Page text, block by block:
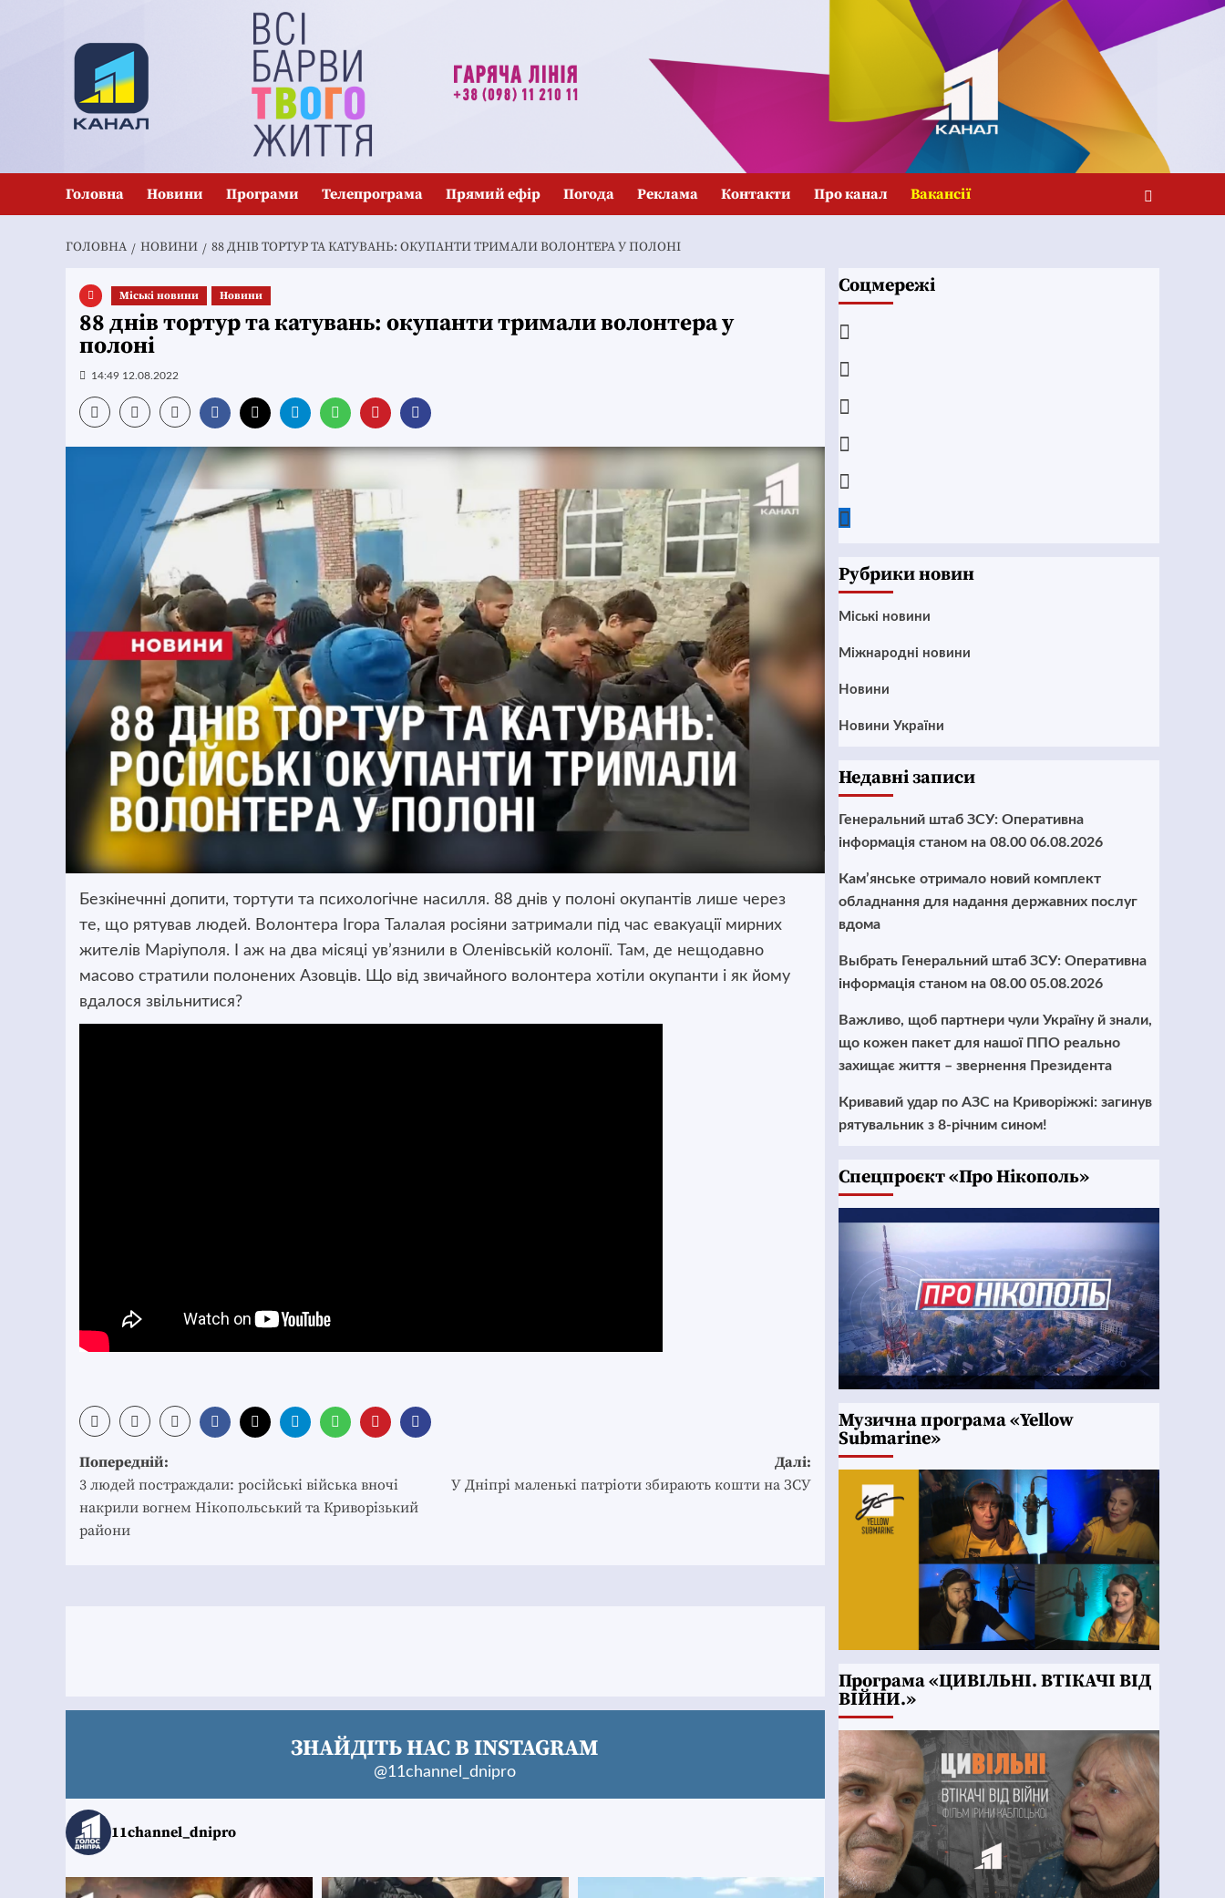
Головна Новини Програми Телепрограма Прямий ефір Погода Реклама Контакти Про канал Вакансії
ГОЛОВНА НОВИНИ 88 ДНІВ ТОРТУР ТА КАТУВАНЬ: ОКУПАНТИ ТРИМАЛИ ВОЛОНТЕРА У ПОЛОНІ
Mіські новини Новини
88 днів тортур та катувань: окупанти тримали волонтера у
полоні
14:49 12.08.2022
Безкінечнні допити, тортути та психологічне насилля. 88 днів у полоні окупантів лише через
те, що рятував людей. Волонтера Ігора Талалая росіяни затримали під час евакуації мирних
жителів Маріуполя. І аж на два місяці ув’язнили в Оленівській колонії. Там, де нещодавно
масово стратили полонених Азовців. Що від звичайного волонтера хотіли окупанти і як йому
вдалося звільнитися?
Post
navigation
Попередній:
3 людей постраждали: російські війська вночі
накрили вогнем Нікопольський та Криворізький
райони
Далі:
У Дніпрі маленькі патріоти збирають кошти на ЗСУ
ЗНАЙДІТЬ НАС В INSTAGRAM
@11channel_dnipro
11channel_dnipro
Соцмережі
Рубрики новин
Mіські новини
Міжнародні новини
Новини
Новини України
Недавні записи
Генеральний штаб ЗСУ: Оперативна
інформація станом на 08.00 06.08.2026
Кам’янське отримало новий комплект
обладнання для надання державних послуг
вдома
Выбрать Генеральний штаб ЗСУ: Оперативна
інформація станом на 08.00 05.08.2026
Важливо, щоб партнери чули Україну й знали,
що кожен пакет для нашої ППО реально
захищає життя – звернення Президента
Кривавий удар по АЗС на Криворіжжі: загинув
рятувальник з 8-річним сином!
Cпецпроєкт «Про Нікополь»
Музична програма «Yellow
Submarine»
Програма «ЦИВІЛЬНІ. ВТІКАЧІ ВІД
ВІЙНИ.»